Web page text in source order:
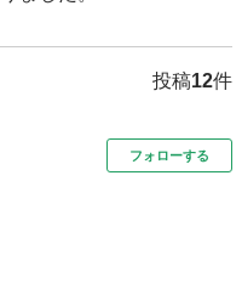
投稿12件
フォローする